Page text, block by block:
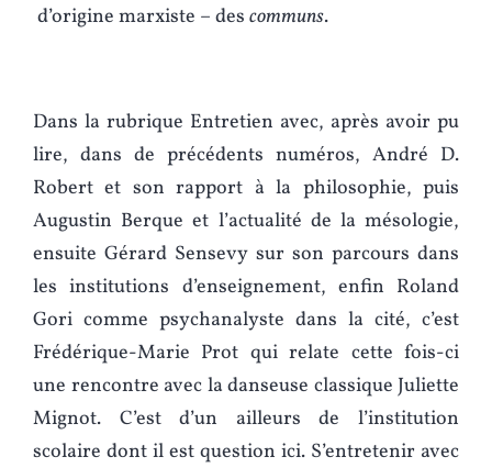
d’origine marxiste – des communs.
Dans la rubrique Entretien avec, après avoir pu
lire, dans de précédents numéros, André D.
Robert et son rapport à la philosophie, puis
Augustin Berque et l’actualité de la mésologie,
ensuite Gérard Sensevy sur son parcours dans
les institutions d’enseignement, enfin Roland
Gori comme psychanalyste dans la cité, c’est
Frédérique-Marie Prot qui relate cette fois-ci
une rencontre avec la danseuse classique Juliette
Mignot. C’est d’un ailleurs de l’institution
scolaire dont il est question ici. S’entretenir avec